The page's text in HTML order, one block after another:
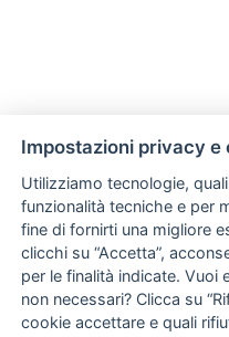
Impostazioni privacy e
Utilizziamo tecnologie,
funzionalità tecniche e per
fine di fornirti una migliore
clicchi su “Accetta”,
per le finalità indicate. Vuoi
non necessari? Clicca su
cookie accettare e quali